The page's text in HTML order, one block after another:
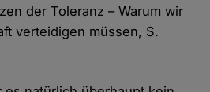
der Toleranz – Warum wir
verteidigen müssen, S.